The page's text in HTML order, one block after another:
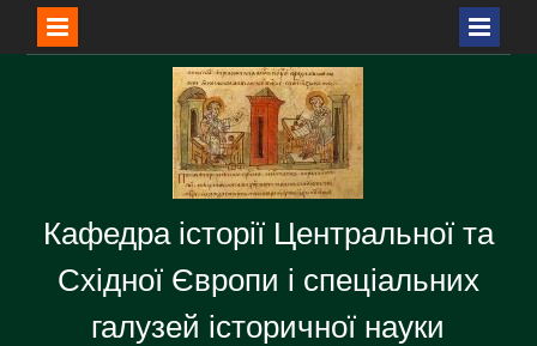
Кафедра історії Центральної та
Східної Європи і спеціальних
галузей історичної науки